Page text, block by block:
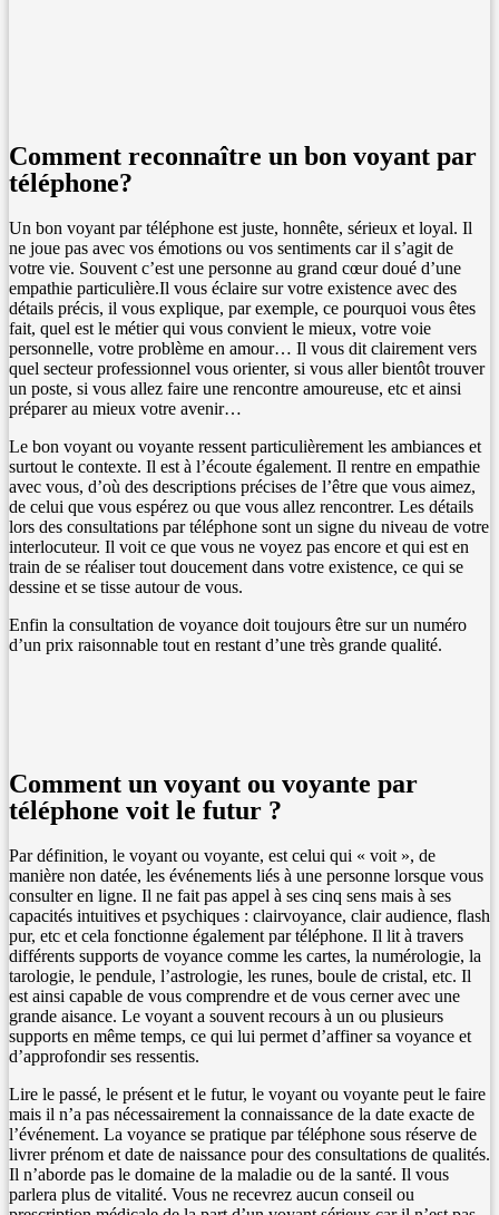
Comment reconnaître un bon voyant par
téléphone?
Un bon voyant par téléphone est juste, honnête, sérieux et loyal. Il
ne joue pas avec vos émotions ou vos sentiments car il s’agit de
votre vie. Souvent c’est une personne au grand cœur doué d’une
empathie particulière.Il vous éclaire sur votre existence avec des
détails précis, il vous explique, par exemple, ce pourquoi vous êtes
fait, quel est le métier qui vous convient le mieux, votre voie
personnelle, votre problème en amour… Il vous dit clairement vers
quel secteur professionnel vous orienter, si vous aller bientôt trouver
un poste, si vous allez faire une rencontre amoureuse, etc et ainsi
préparer au mieux votre avenir…
Le bon voyant ou voyante ressent particulièrement les ambiances et
surtout le contexte. Il est à l’écoute également. Il rentre en empathie
avec vous, d’où des descriptions précises de l’être que vous aimez,
de celui que vous espérez ou que vous allez rencontrer. Les détails
lors des consultations par téléphone sont un signe du niveau de votre
interlocuteur. Il voit ce que vous ne voyez pas encore et qui est en
train de se réaliser tout doucement dans votre existence, ce qui se
dessine et se tisse autour de vous.
Enfin la consultation de voyance doit toujours être sur un numéro
d’un prix raisonnable tout en restant d’une très grande qualité.
Comment un voyant ou voyante par
téléphone voit le futur ?
Par définition, le voyant ou voyante, est celui qui « voit », de
manière non datée, les événements liés à une personne lorsque vous
consulter en ligne. Il ne fait pas appel à ses cinq sens mais à ses
capacités intuitives et psychiques : clairvoyance, clair audience, flash
pur, etc et cela fonctionne également par téléphone. Il lit à travers
différents supports de voyance comme les cartes, la numérologie, la
tarologie, le pendule, l’astrologie, les runes, boule de cristal, etc. Il
est ainsi capable de vous comprendre et de vous cerner avec une
grande aisance. Le voyant a souvent recours à un ou plusieurs
supports en même temps, ce qui lui permet d’affiner sa voyance et
d’approfondir ses ressentis.
Lire le passé, le présent et le futur, le voyant ou voyante peut le faire
mais il n’a pas nécessairement la connaissance de la date exacte de
l’événement. La voyance se pratique par téléphone sous réserve de
livrer prénom et date de naissance pour des consultations de qualités.
Il n’aborde pas le domaine de la maladie ou de la santé. Il vous
parlera plus de vitalité. Vous ne recevrez aucun conseil ou